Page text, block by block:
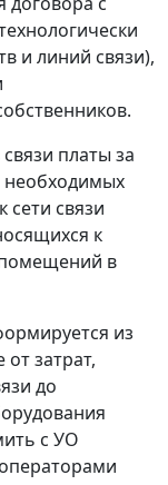
и линий связи),
платы за
необходимых
сети связи
к
в
из
затрат,
до
с УО